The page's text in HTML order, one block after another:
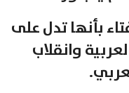
بأنها تدل على
وانقلاب